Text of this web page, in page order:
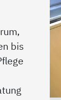
bis